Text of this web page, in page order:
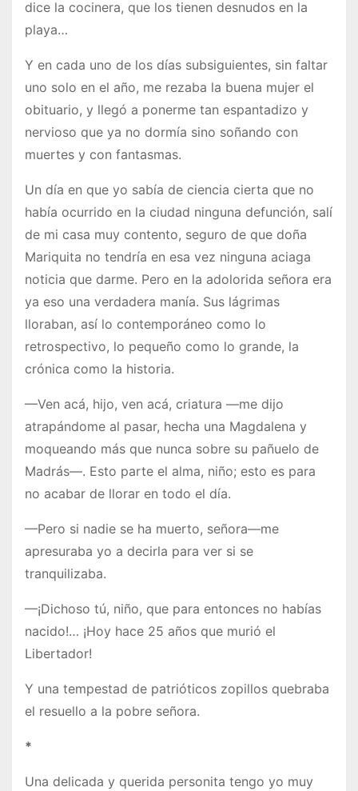
dice la cocinera, que los tienen desnudos en la
playa…
Y en cada uno de los días subsiguientes, sin faltar
uno solo en el año, me rezaba la buena mujer el
obituario, y llegó a ponerme tan espantadizo y
nervioso que ya no dormía sino soñando con
muertes y con fantasmas.
Un día en que yo sabía de ciencia cierta que no
había ocurrido en la ciudad ninguna defunción, salí
de mi casa muy contento, seguro de que doña
Mariquita no tendría en esa vez ninguna aciaga
noticia que darme. Pero en la adolorida señora era
ya eso una verdadera manía. Sus lágrimas
lloraban, así lo contemporáneo como lo
retrospectivo, lo pequeño como lo grande, la
crónica como la historia.
—Ven acá, hijo, ven acá, criatura —me dijo
atrapándome al pasar, hecha una Magdalena y
moqueando más que nunca sobre su pañuelo de
Madrás—. Esto parte el alma, niño; esto es para
no acabar de llorar en todo el día.
—Pero si nadie se ha muerto, señora—me
apresuraba yo a decirla para ver si se
tranquilizaba.
—¡Dichoso tú, niño, que para entonces no habías
nacido!… ¡Hoy hace 25 años que murió el
Libertador!
Y una tempestad de patrióticos zopillos quebraba
el resuello a la pobre señora.
*
Una delicada y querida personita tengo yo muy